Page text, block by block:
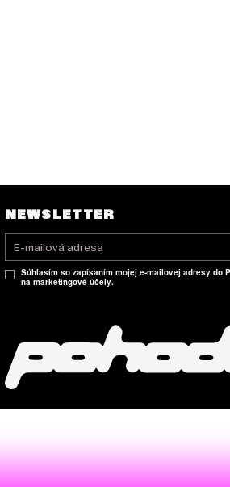
NEWSLETTER
Súhlasím so zapísaním mojej e-mailovej adresy do
na marketingové účely.